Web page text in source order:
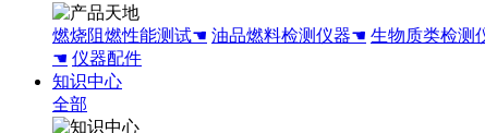
燃烧阻燃性能测试☚ 油品燃料检测仪器☚ 生物质类检测
☚ 仪器配件
知识中心
全部